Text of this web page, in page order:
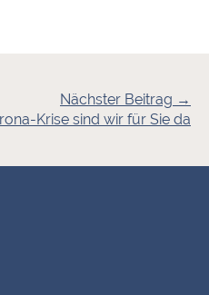
Nächster Beitrag →
Krise sind wir für Sie da